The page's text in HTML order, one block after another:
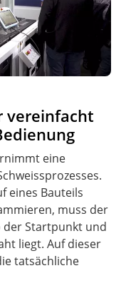
vereinfacht
eine
eines Bauteils
muss der
der Startpunkt und
liegt. Auf dieser
tatsächliche